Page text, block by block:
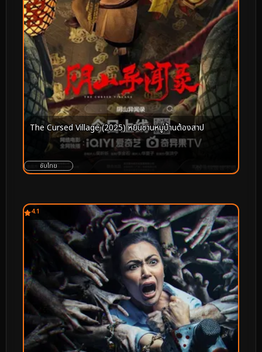
The Cursed Village (2025) หยินซานหมู่บ้านต้องสาป
ซับไทย
4.1